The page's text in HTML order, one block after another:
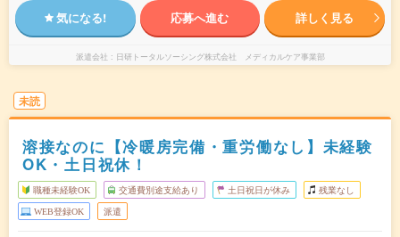
気になる! 応募へ進む 詳しく見る
派遣会社 日研トータルソーシング株式会社 メディカルケア事業部
未読
溶接なのに【冷暖房完備・重労働なし】未経験
OK・土日祝休！
職種未経験OK 交通費別途支給あり 土日祝日が休み 残業なし
WEB登録OK 派遣